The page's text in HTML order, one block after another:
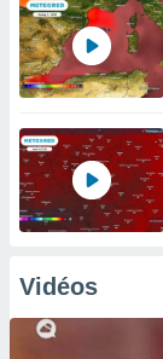
Vidéos